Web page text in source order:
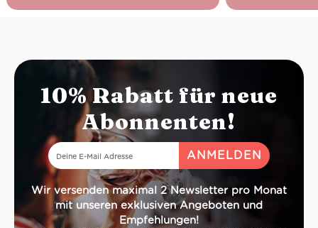
10% Rabatt für neue
Abonnenten!
Wir versenden maximal 2 Newsletter pro Monat
mit unseren exklusiven Angeboten und
Empfehlungen!